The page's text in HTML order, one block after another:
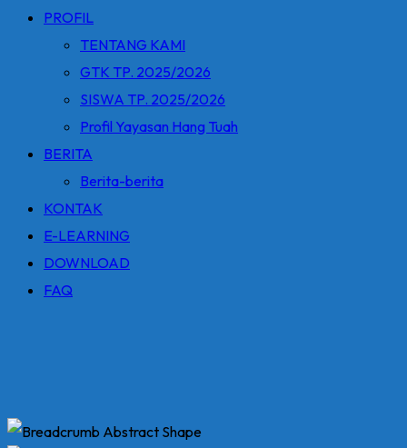
PROFIL
TENTANG KAMI
GTK TP. 2025/2026
SISWA TP. 2025/2026
Profil Yayasan Hang Tuah
BERITA
Berita-berita
KONTAK
E-LEARNING
DOWNLOAD
FAQ